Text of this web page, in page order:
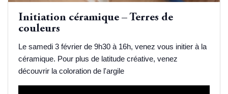
Initiation céramique – Terres de
couleurs
Le samedi 3 février de 9h30 à 16h, venez vous initier à la
céramique. Pour plus de latitude créative, venez
découvrir la coloration de l'argile